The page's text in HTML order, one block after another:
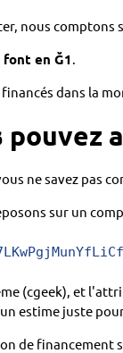
nous comptons
font en Ğ1 .
dans la
pouvez
ne savez pas
sur un
(cgeek), et
estime juste
de financement